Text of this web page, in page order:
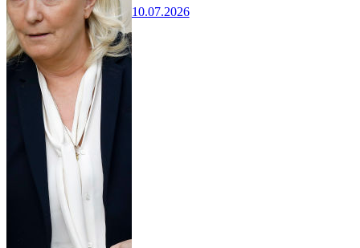
10.07.2026